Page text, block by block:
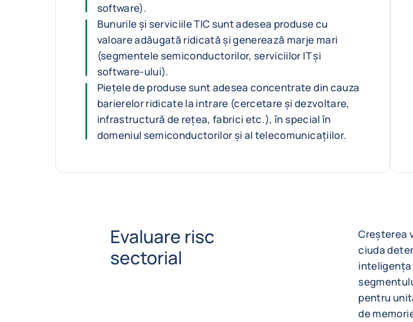
software).
Bunurile și serviciile TIC sunt adesea produse cu
valoare adăugată ridicată și generează marje mari
(segmentele semiconductorilor, serviciilor IT și
software-ului).
Piețele de produse sunt adesea concentrate din cauza
barierelor ridicate la intrare (cercetare și dezvoltare,
infrastructură de rețea, fabrici etc.), în special în
domeniul semiconductorilor și al telecomunicațiilor.
Evaluare risc
sectorial
Creșterea
ciuda
pentru
de